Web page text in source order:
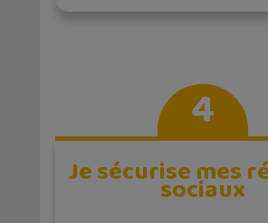
4
Je sécurise mes
sociaux